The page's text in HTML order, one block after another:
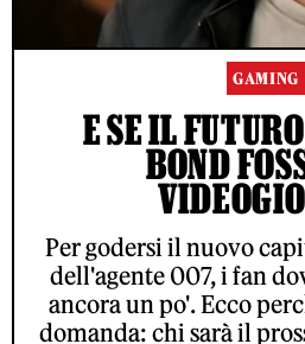
GAMING
E SE IL
BOND
Per godersi il nuovo
dell'agente 007, i fan
ancora un po'. Ecco
domanda: chi sarà il